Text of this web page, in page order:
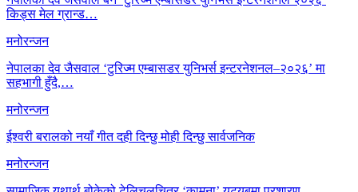
किड्स मेल ग्रान्ड…
मनोरन्जन
नेपालका देव जैसवाल ‘टुरिज्म एम्बासडर युनिभर्स इन्टरनेशनल–२०२६’ मा
सहभागी हुँदै,…
मनोरन्जन
ईश्वरी बरालको नयाँ गीत दही दिन्छु मोही दिन्छु सार्वजनिक
मनोरन्जन